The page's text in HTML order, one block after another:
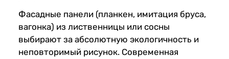
Фасадные панели (планкен, имитация бруса,
вагонка) из лиственницы или сосны
выбирают за абсолютную экологичность и
неповторимый рисунок. Современная